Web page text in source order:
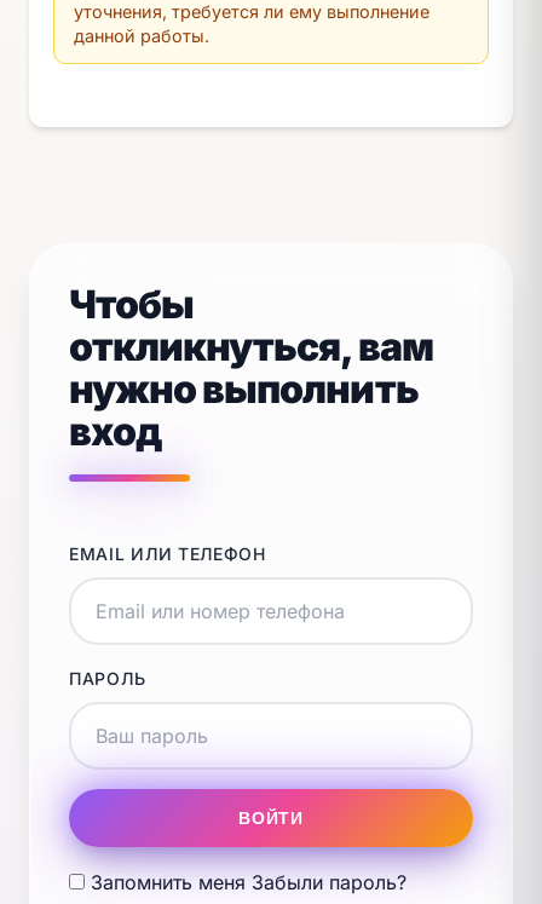
уточнения, требуется ли ему выполнение
данной работы.
Чтобы
откликнуться, вам
нужно выполнить
вход
EMAIL ИЛИ ТЕЛЕФОН
ПАРОЛЬ
ВОЙТИ
Запомнить меня Забыли пароль?